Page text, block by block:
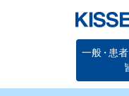
一般・患